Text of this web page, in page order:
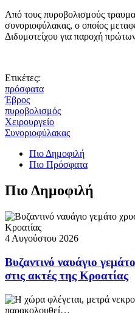
Από τους πυροβολισμούς
συνοριοφύλακας, ο οποίος
Διδυμοτείχου για παροχή
Ετικέτες:
πρόσφατα
Έβρος
πυροβολισμός
Χειρουργείο
Συνοριοφύλακας
Πιο Δημοφιλή
Πιο Πρόσφατα
Πιο Δημοφιλή
4 Αυγούστου 2026
Βυζαντινό ναυάγιο
στις ακτές της Κροατίας